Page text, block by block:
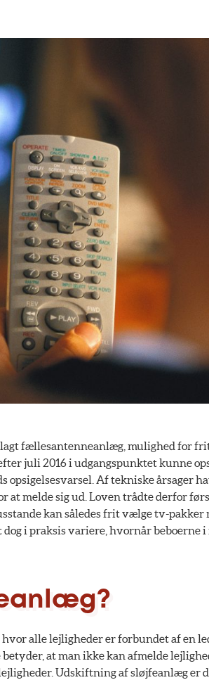
fællesantenneanlæg, mulighed for
juli 2016 i udgangspunktet kunne
Af tekniske årsager
at melde sig ud. Loven trådte derfor
kan således frit vælge tv-pakker
i praksis variere, hvornår beboerne
alle lejligheder er forbundet af en
at man ikke kan afmelde
Udskiftning af sløjfeanlæg er